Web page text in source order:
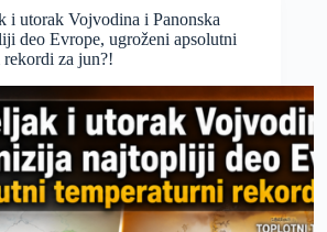
i utorak Vojvodina i Panonska
deo Evrope, ugroženi apsolutni
rekordi za jun?!